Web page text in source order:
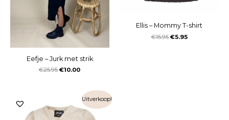
Eefje – Jurk met strik
€25.95 €10.00
Ellis – Mommy T-shirt
€15.95 €5.95
Uitverkoop!